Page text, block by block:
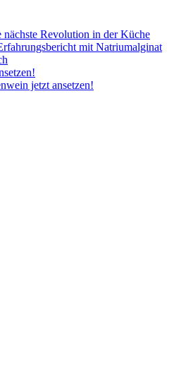
Revolution in der Küche
mit Natriumalginat
jetzt ansetzen!